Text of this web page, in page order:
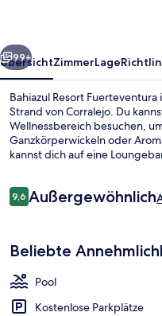
Weiter
99+
ÜbersichtZimmerLage
Bahiazul Resort
Strand von Corralejo. Du
Wellnessbereich besuchen,
Ganzkörperwickeln oder
kannst dich auf eine
Bewertungen
9,69,6 von 10.
Außergewöhnlich
Beliebte
Pool
Kostenlose Parkplätze